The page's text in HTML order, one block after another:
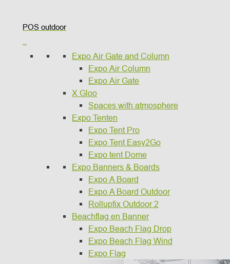
POS outdoor
Expo Air Gate and Column
Expo Air Column
Expo Air Gate
X Gloo
Spaces with atmosphere
Expo Tenten
Expo Tent Pro
Expo Tent Easy2Go
Expo tent Dome
Expo Banners & Boards
Expo A Board
Expo A Board Outdoor
Rollupfix Outdoor 2
Beachflag en Banner
Expo Beach Flag Drop
Expo Beach Flag Wind
Expo Flag